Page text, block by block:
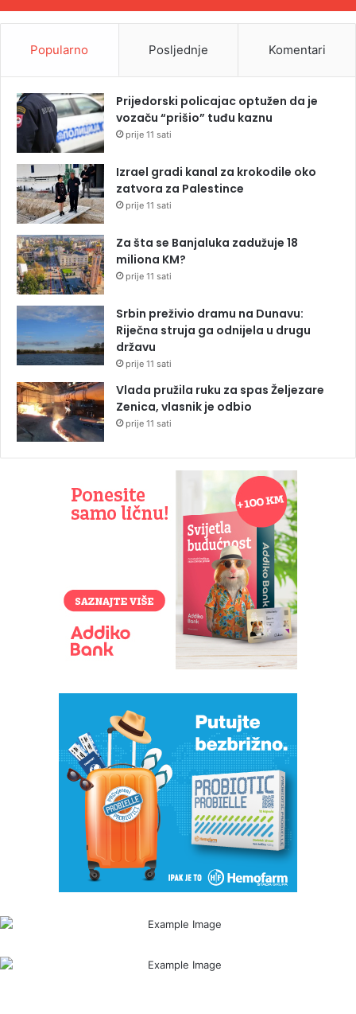
Popularno Posljednje Komentari
Prijedorski policajac optužen da je
vozaču “prišio” tuđu kaznu
prije 11 sati
Izrael gradi kanal za krokodile oko
zatvora za Palestince
prije 11 sati
Za šta se Banjaluka zadužuje 18
miliona KM?
prije 11 sati
Srbin preživio dramu na Dunavu:
Riječna struja ga odnijela u drugu
državu
prije 11 sati
Vlada pružila ruku za spas Željezare
Zenica, vlasnik je odbio
prije 11 sati